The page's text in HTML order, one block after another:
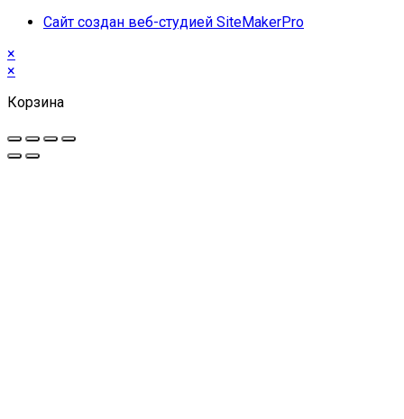
Сайт создан веб-студией SiteMakerPro
×
×
Корзина